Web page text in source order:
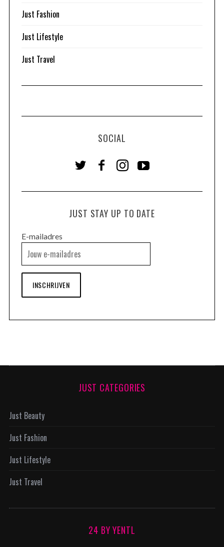
Just Fashion
Just Lifestyle
Just Travel
SOCIAL
JUST STAY UP TO DATE
E-mailadres
INSCHRIJVEN
JUST CATEGORIES
Just Beauty
Just Fashion
Just Lifestyle
Just Travel
24 BY YENTL